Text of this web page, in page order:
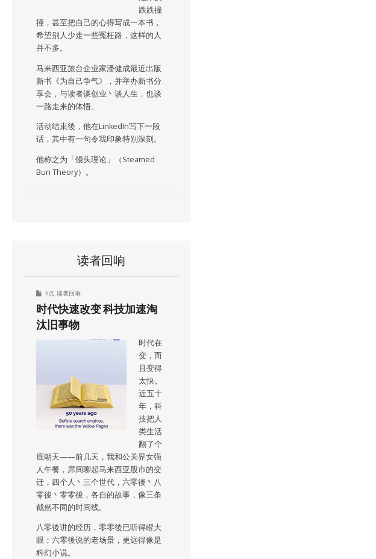
跌跌撞
撞，甚至把自己的心得写成一本书，
希望别人少走一些冤枉路，这样的人
并不多。
马来西亚旅台企业家潘健成最近出版
新书《为自己争气》，并举办新书分
享会，与读者谈创业丶谈人生，也谈
一路走来的体悟。
活动结束後，他在LinkedIn写下一段
话，其中有一句令我印象特别深刻。
他称之为「馒头理论」（Steamed
Bun Theory）。
读者回响
9点 读者回响
时代快速改变 科技加速淘
汰旧事物
时代在
变，而
且变得
太快。
近五十
年，科
技把人
类生活
翻了个
底朝天——前几天，我和公关界女强
人午餐，席间聊起马来西亚股市的变
迁，四个人丶三个世代，六零後丶八
零後丶零零後，各自的故事，像三条
截然不同的时间线。
八零後讲的经历，零零後已听得瞪大
眼；六零後说的老场景，更远得像是
科幻小说。